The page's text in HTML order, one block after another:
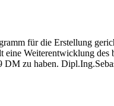
für die Erstellung
Weiterentwicklung
zu haben.